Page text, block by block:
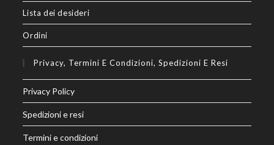
Lista dei desideri
Ordini
Privacy, Termini E Condizioni, Spedizioni E Resi
Privacy Policy
Spedizioni e resi
Termini e condizioni